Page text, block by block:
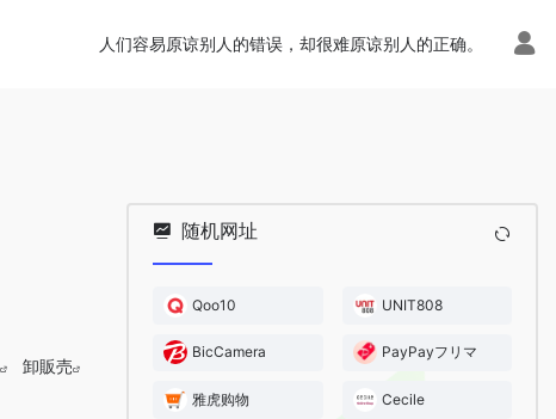
人们容易原谅别人的错误，却很难原谅别人的正确。
卸販売
随机网址
Qoo10 UNIT808
BicCamera PayPayフリマ
雅虎购物 Cecile